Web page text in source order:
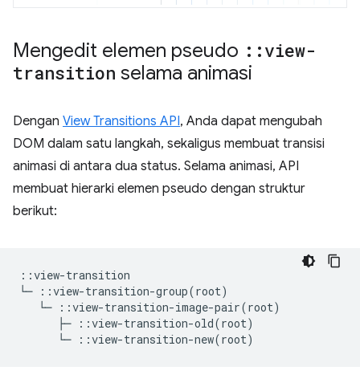
Mengedit elemen pseudo ::view-
transition selama animasi
Dengan View Transitions API, Anda dapat mengubah
DOM dalam satu langkah, sekaligus membuat transisi
animasi di antara dua status. Selama animasi, API
membuat hierarki elemen pseudo dengan struktur
berikut:
::view-transition
└─ ::view-transition-group(root)
   └─ ::view-transition-image-pair(root)
      ├─ ::view-transition-old(root)